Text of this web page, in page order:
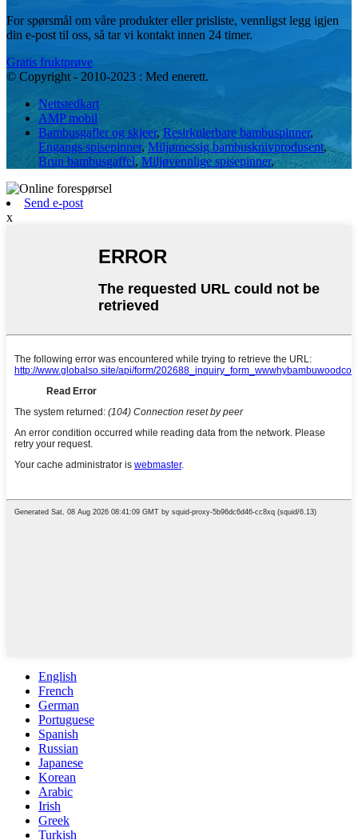
For spørsmål om våre produkter eller prisliste, vennligst legg igjen
din e-post til oss, så tar vi kontakt innen 24 timer.
Gratis fruktprøve
© Copyright - 2010-2023 : Med enerett.
Nettstedkart
AMP mobil
Bambusgafler og skjeer, Resirkulerbare bambuspinner,
Engangs spisepinner,Miljømessig bambusknivprodusent,
Brun bambusgaffel,Miljøvennlige spisepinner,
Send e-post
x
English
French
German
Portuguese
Spanish
Russian
Japanese
Korean
Arabic
Irish
Greek
Turkish